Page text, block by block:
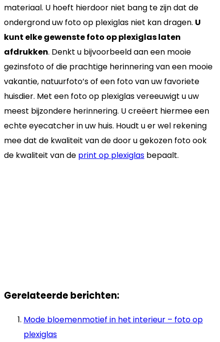
materiaal. U hoeft hierdoor niet bang te zijn dat de
ondergrond uw foto op plexiglas niet kan dragen. U
kunt elke gewenste foto op plexiglas laten
afdrukken. Denkt u bijvoorbeeld aan een mooie
gezinsfoto of die prachtige herinnering van een mooie
vakantie, natuurfoto’s of een foto van uw favoriete
huisdier. Met een foto op plexiglas vereeuwigt u uw
meest bijzondere herinnering. U creëert hiermee een
echte eyecatcher in uw huis. Houdt u er wel rekening
mee dat de kwaliteit van de door u gekozen foto ook
de kwaliteit van de print op plexiglas bepaalt.
Gerelateerde berichten:
Mode bloemenmotief in het interieur – foto op
plexiglas